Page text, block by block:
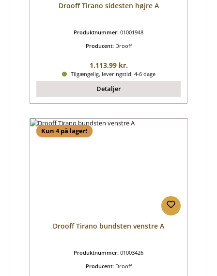
Drooff Tirano sidesten højre A
Produktnummer: 01001948
Producent: Drooff
Almindelig pris:
1.113,99 kr.
Tilgængelig, leveringstid: 4-6 dage
Detaljer
Kun 4 på lager!
Drooff Tirano bundsten venstre A
Produktnummer: 01003426
Producent: Drooff